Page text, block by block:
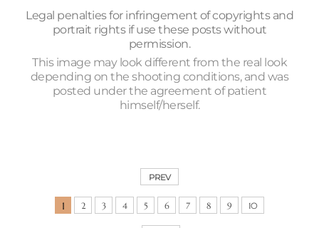
one
Reduction+Geniopl
asty)+Eye
incision+Ptosis
correction)Rhinopl
asty+Fat
graft(Forehead)
Legal penalties for infringement of copyrights and
portrait rights if use these posts without
permission.
This image may look different from the real look
depending on the shooting conditions, and was
posted under the agreement of patient
himself/herself.
PREV
1 2 3 4 5 6 7 8 9 10